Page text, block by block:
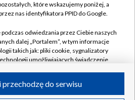
Pomoc
Kontakt
Kanały
które wskazujemy poniżej, a
nas identyfikatora PPID do Google.
odwiedzania przez Ciebie naszych
dalej „Portalem”, w tym informacje
takich jak: pliki cookie, sygnalizatory
umożliwiających świadczenie
do serwisu